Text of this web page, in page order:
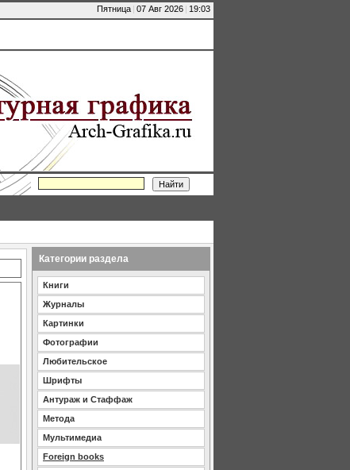
Пятница | 07 Авг 2026 | 19:03
Категории раздела
Книги
Журналы
Картинки
Фотографии
Любительское
Шрифты
Антураж и Стаффаж
Метода
Мультимедиа
Foreign books